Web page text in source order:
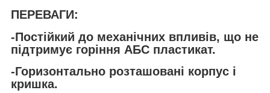
ПЕРЕВАГИ:
-Постійкий до механічних впливів, що не
підтримує горіння АБС пластикат.
-Горизонтально розташовані корпус і
кришка.